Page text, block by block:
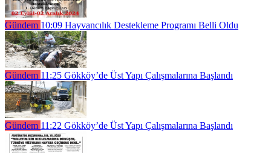
Gündem 10:09 Hayvancılık Destekleme Programı Belli Oldu
Gündem 11:25 Gökköy’de Üst Yapı Çalışmalarına Başlandı
Gündem 11:22 Gökköy’de Üst Yapı Çalışmalarına Başlandı